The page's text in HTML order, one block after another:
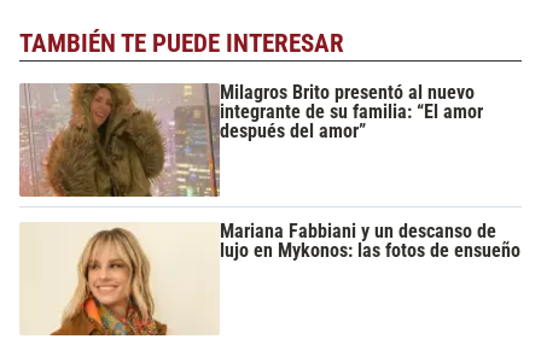
TAMBIÉN TE PUEDE INTERESAR
Milagros Brito presentó al nuevo
integrante de su familia: “El amor
después del amor”
Mariana Fabbiani y un descanso de
lujo en Mykonos: las fotos de ensueño